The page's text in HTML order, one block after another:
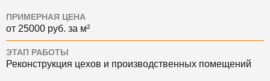
ПРИМЕРНАЯ ЦЕНА
от 25000 руб. за м²
ЭТАП РАБОТЫ
Реконструкция цехов и производственных помещений